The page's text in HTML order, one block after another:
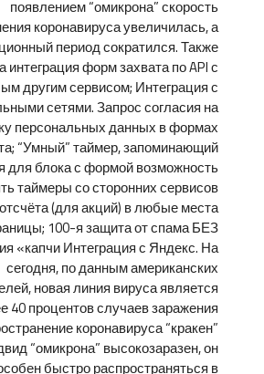
появлением “омикрона” скорость
коронавируса увеличилась, а
период сократился. Также
интеграция форм захвата по API с
другим сервисом; Интеграция с
сетями. Запрос согласия на
персональных данных в формах
“Умный” таймер, запоминающий
для блока с формой возможность
таймеры со сторонних сервисов
(для акций) в любые места
100-я защита от спама БЕЗ
«капчи Интеграция с Яндекс. На
сегодня, по данным американских
новая линия вируса является
40 процентов случаев заражения
коронавируса “кракен”
“омикрона” высокозаразен, он
быстро распространяться в